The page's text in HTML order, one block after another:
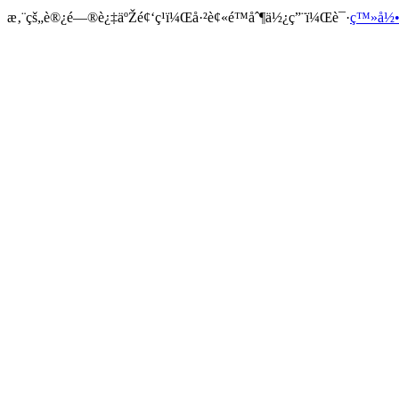
æ‚¨çš„è®¿é—®è¿‡äºŽé¢‘ç¹ï¼Œå·²è¢«é™åˆ¶ä½¿ç”¨ï¼Œè¯·ç™»å½•